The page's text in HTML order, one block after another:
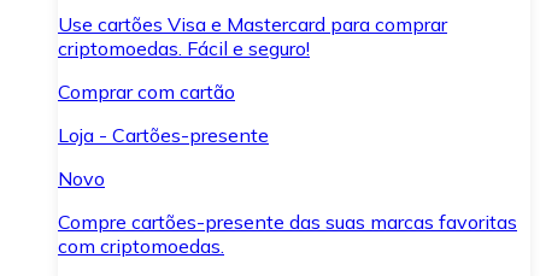
Use cartões Visa e Mastercard para comprar
criptomoedas. Fácil e seguro!
Comprar com cartão
Loja - Cartões-presente
Novo
Compre cartões-presente das suas marcas favoritas
com criptomoedas.